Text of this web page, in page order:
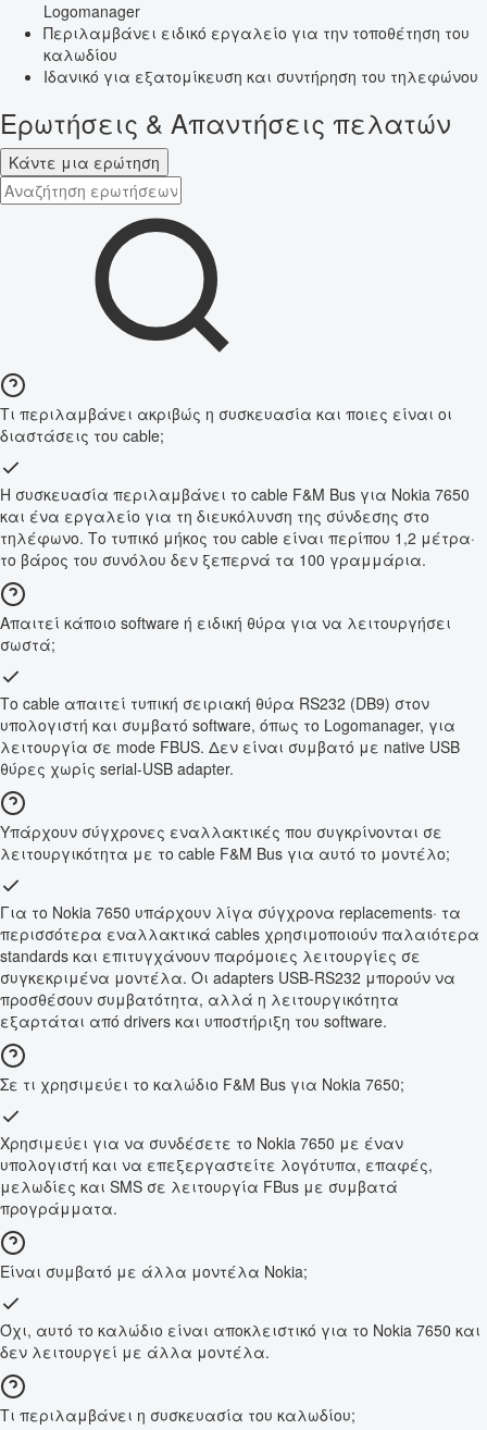
Logomanager
Περιλαμβάνει ειδικό εργαλείο για την τοποθέτηση του
καλωδίου
Ιδανικό για εξατομίκευση και συντήρηση του τηλεφώνου
Ερωτήσεις & Απαντήσεις πελατών
Κάντε μια ερώτηση
Τι περιλαμβάνει ακριβώς η συσκευασία και ποιες είναι οι
διαστάσεις του cable;
Η συσκευασία περιλαμβάνει το cable F&M Bus για Nokia 7650
και ένα εργαλείο για τη διευκόλυνση της σύνδεσης στο
τηλέφωνο. Το τυπικό μήκος του cable είναι περίπου 1,2 μέτρα·
το βάρος του συνόλου δεν ξεπερνά τα 100 γραμμάρια.
Απαιτεί κάποιο software ή ειδική θύρα για να λειτουργήσει
σωστά;
Το cable απαιτεί τυπική σειριακή θύρα RS232 (DB9) στον
υπολογιστή και συμβατό software, όπως το Logomanager, για
λειτουργία σε mode FBUS. Δεν είναι συμβατό με native USB
θύρες χωρίς serial-USB adapter.
Υπάρχουν σύγχρονες εναλλακτικές που συγκρίνονται σε
λειτουργικότητα με το cable F&M Bus για αυτό το μοντέλο;
Για το Nokia 7650 υπάρχουν λίγα σύγχρονα replacements· τα
περισσότερα εναλλακτικά cables χρησιμοποιούν παλαιότερα
standards και επιτυγχάνουν παρόμοιες λειτουργίες σε
συγκεκριμένα μοντέλα. Οι adapters USB-RS232 μπορούν να
προσθέσουν συμβατότητα, αλλά η λειτουργικότητα
εξαρτάται από drivers και υποστήριξη του software.
Σε τι χρησιμεύει το καλώδιο F&M Bus για Nokia 7650;
Χρησιμεύει για να συνδέσετε το Nokia 7650 με έναν
υπολογιστή και να επεξεργαστείτε λογότυπα, επαφές,
μελωδίες και SMS σε λειτουργία FBus με συμβατά
προγράμματα.
Είναι συμβατό με άλλα μοντέλα Nokia;
Όχι, αυτό το καλώδιο είναι αποκλειστικό για το Nokia 7650 και
δεν λειτουργεί με άλλα μοντέλα.
Τι περιλαμβάνει η συσκευασία του καλωδίου;